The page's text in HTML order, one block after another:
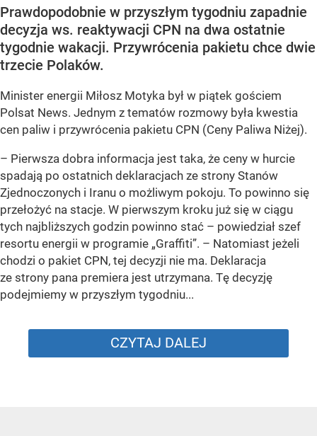
Prawdopodobnie w przyszłym tygodniu zapadnie
decyzja ws. reaktywacji CPN na dwa ostatnie
tygodnie wakacji. Przywrócenia pakietu chce dwie
trzecie Polaków.
Minister energii Miłosz Motyka był w piątek gościem
Polsat News. Jednym z tematów rozmowy była kwestia
cen paliw i przywrócenia pakietu CPN (Ceny Paliwa Niżej).
– Pierwsza dobra informacja jest taka, że ceny w hurcie
spadają po ostatnich deklaracjach ze strony Stanów
Zjednoczonych i Iranu o możliwym pokoju. To powinno się
przełożyć na stacje. W pierwszym kroku już się w ciągu
tych najbliższych godzin powinno stać – powiedział szef
resortu energii w programie „Graffiti”. – Natomiast jeżeli
chodzi o pakiet CPN, tej decyzji nie ma. Deklaracja
ze strony pana premiera jest utrzymana. Tę decyzję
podejmiemy w przyszłym tygodniu...
CZYTAJ DALEJ